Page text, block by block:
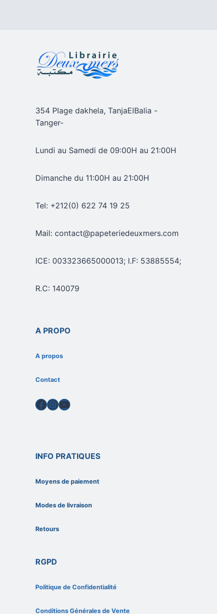
354 Plage dakhela, TanjaElBalia -
Tanger-
Lundi au Samedi de 09:00H au 21:00H
Dimanche du 11:00H au 21:00H
Tel: +212(0) 622 74 19 25
Mail: contact@papeteriedeuxmers.com
ICE: 003323665000013; I.F: 53885554;
R.C: 140079
A PROPO
A propos
Contact
Facebook
Instagram
YouTube
INFO PRATIQUES
Moyens de paiement
Modes de livraison
Retours
RGPD
Politique de Confidentialité
Conditions Générales de Vente